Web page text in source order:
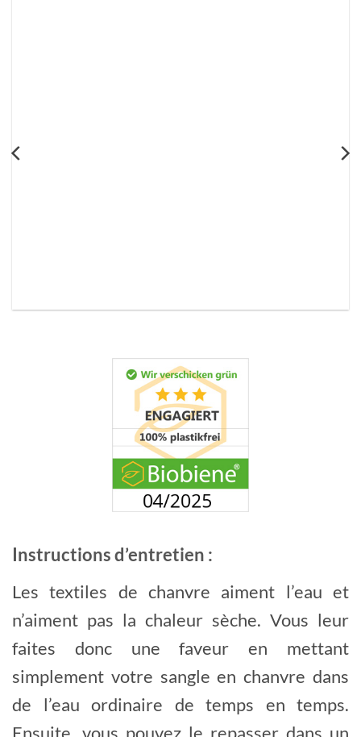
Instructions d’entretien :
Les textiles de chanvre aiment l’eau et
n’aiment pas la chaleur sèche. Vous leur
faites donc une faveur en mettant
simplement votre sangle en chanvre dans
de l’eau ordinaire de temps en temps.
Ensuite, vous pouvez le repasser dans un